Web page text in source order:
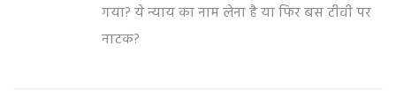
गया? ये न्याय का नाम लेना है या फिर बस टीवी पर
नाटक?